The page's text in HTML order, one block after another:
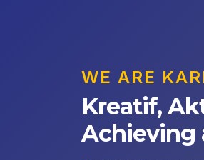
WE ARE
Kreatif,
Achieving